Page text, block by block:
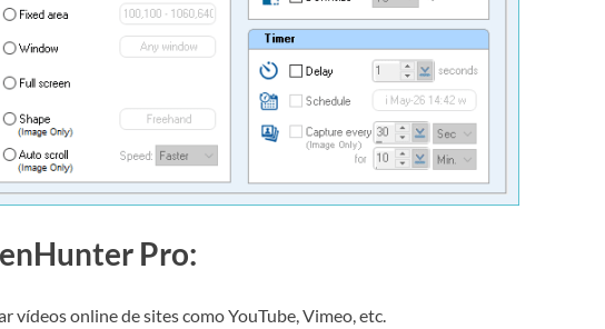
Pro:
vídeos online de sites como YouTube, Vimeo, etc.